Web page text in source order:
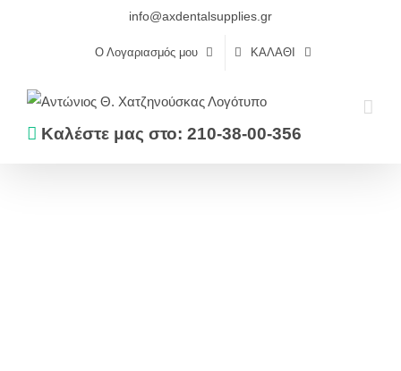
info@axdentalsupplies.gr
Ο Λογαριασμός μου ΚΑΛΆΘΙ
Καλέστε μας στο: 210-38-00-356